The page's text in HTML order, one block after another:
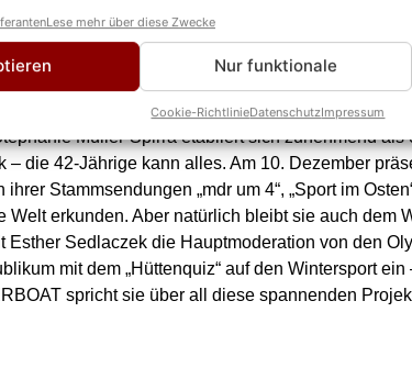
Lese mehr über diese Zwecke
Nur funktionale
Cookie-RichtlinieDatenschutzImpressum
das Weihnachtsfest kurzerhand in ein
und ihr Mann getrennte Wege gehen. Ihren
und Sportjournalistin
Müller-Spirra etabliert sich zunehmend
– die 42-Jährige kann alles. Am 10. Dezember
Stammsendungen „mdr um 4“, „Sport im
Welt erkunden. Aber natürlich bleibt sie auch dem
Esther Sedlaczek die Hauptmoderation von den
mit dem „Hüttenquiz“ auf den Wintersport
spricht sie über all diese spannenden